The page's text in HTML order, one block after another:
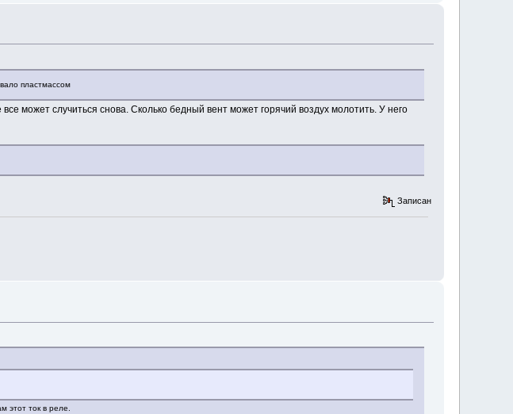
пластмассом
может случиться снова. Сколько бедный вент может горячий воздух молотить. У него
Записан
этот ток в реле.